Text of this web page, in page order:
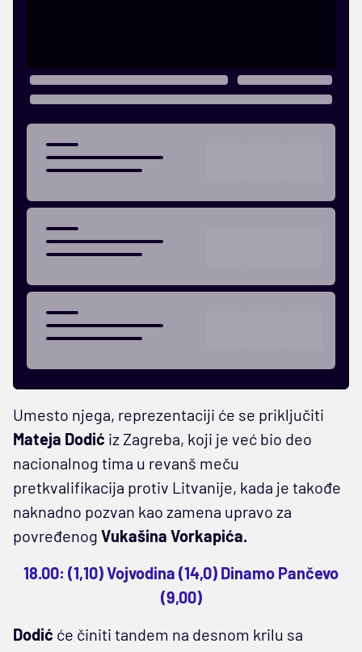
Umesto njega, reprezentaciji će se priključiti
Mateja Dodić iz Zagreba, koji je već bio deo
nacionalnog tima u revanš meču
pretkvalifikacija protiv Litvanije, kada je takođe
naknadno pozvan kao zamena upravo za
povređenog Vukašina Vorkapića.
18.00: (1,10) Vojvodina (14,0) Dinamo Pančevo
(9,00)
Dodić će činiti tandem na desnom krilu sa